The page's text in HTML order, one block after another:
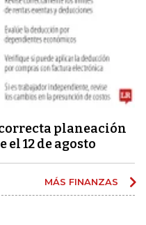
planeación
12 de agosto
MÁS FINANZAS